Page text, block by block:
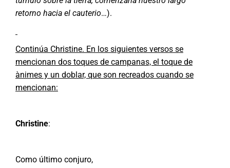
retorno hacia el cauterio…).
Continúa Christine. En los siguientes versos se
mencionan dos toques de campanas, el toque de
ànimes y un doblar, que son recreados cuando se
mencionan:
Christine:
Como último conjuro,